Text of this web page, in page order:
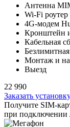
Антенна
Wi-Fi роутер
4G-модем
Кронштейн
Кабельная
Монтаж и
Выезд
22 990
Заказать
Получите SIM-
при подключении